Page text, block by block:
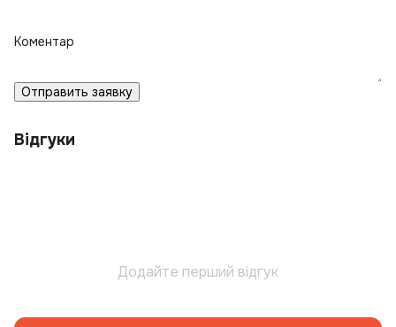
Коментар
Отправить заявку
Відгуки
Додайте перший відгук